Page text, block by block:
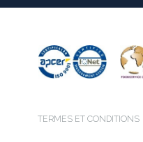
TERMES ET CONDITIONS